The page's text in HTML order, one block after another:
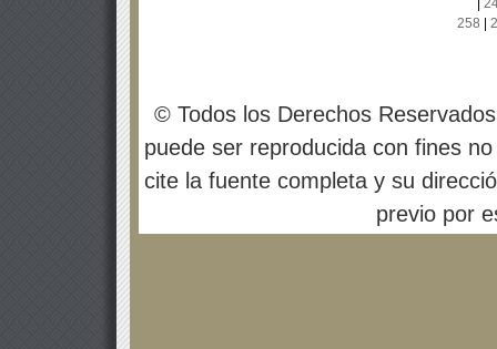
258
© Todos los Derechos
puede ser reproducida con fines
cite la fuente completa y su
previo por